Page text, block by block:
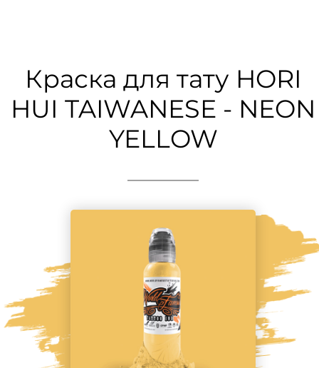
Краска для тату HORI
HUI TAIWANESE - NEON
YELLOW